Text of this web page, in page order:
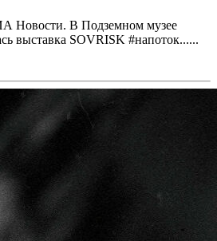
В Подземном музее
выставка SOVRISK #напоток......